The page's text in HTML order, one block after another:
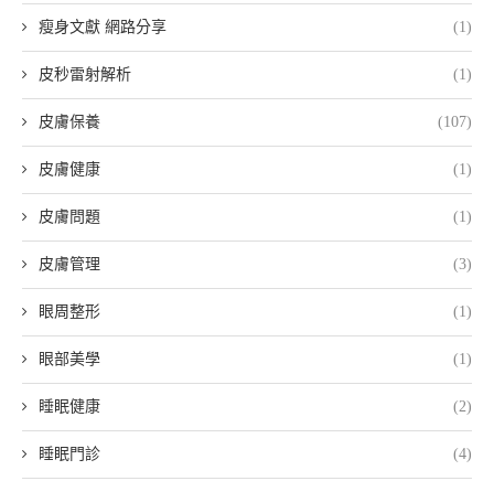
瘦身文獻 網路分享 (1)
皮秒雷射解析 (1)
皮膚保養 (107)
皮膚健康 (1)
皮膚問題 (1)
皮膚管理 (3)
眼周整形 (1)
眼部美學 (1)
睡眠健康 (2)
睡眠門診 (4)